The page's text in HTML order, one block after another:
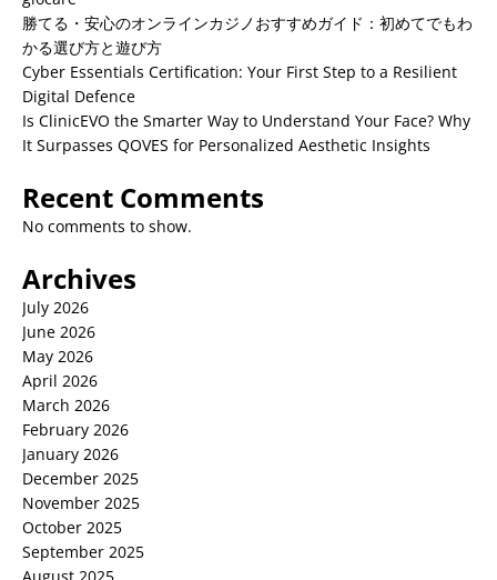
勝てる・安心のオンラインカジノおすすめガイド：初めてでもわ
かる選び方と遊び方
Cyber Essentials Certification: Your First Step to a Resilient
Digital Defence
Is ClinicEVO the Smarter Way to Understand Your Face? Why
It Surpasses QOVES for Personalized Aesthetic Insights
Recent Comments
No comments to show.
Archives
July 2026
June 2026
May 2026
April 2026
March 2026
February 2026
January 2026
December 2025
November 2025
October 2025
September 2025